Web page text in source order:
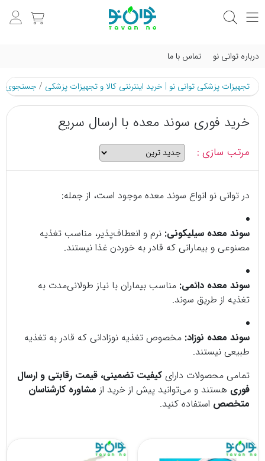
درباره توانی نو تماس با ما
تجهیزات پزشکی توانی نو | خرید اینترنتی کالا و تجهیزات پزشکی / جستجوی
خرید فوری سوند معده با ارسال سریع
مرتب سازی :
در توانی نو انواع سوند معده موجود است، از جمله:
سوند معده سیلیکونی: نرم و انعطاف‌پذیر، مناسب تغذیه
مصنوعی و بیمارانی که قادر به خوردن غذا نیستند.
سوند معده دائمی: مناسب بیماران با نیاز طولانی‌مدت به
تغذیه از طریق سوند.
سوند معده نوزاد: مخصوص تغذیه نوزادانی که قادر به تغذیه
طبیعی نیستند.
تمامی محصولات دارای کیفیت تضمینی، قیمت رقابتی و ارسال
فوری هستند و می‌توانید پیش از خرید از مشاوره کارشناسان
متخصص استفاده کنید.